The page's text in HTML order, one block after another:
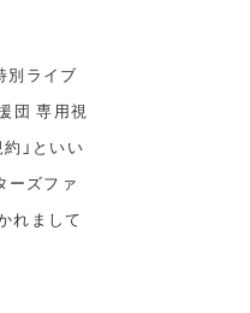
別ライブ
団 専用視
」といい
ーズファ
れまして